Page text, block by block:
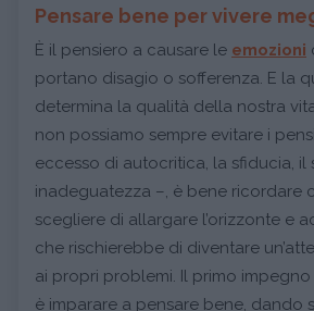
Pensare bene per vivere
È il pensiero a causare le emozioni
portano disagio o sofferenza. E la
determina la qualità della nostra
non possiamo sempre evitare i
eccesso di autocritica, la sfiducia, il
inadeguatezza –, è bene ricordare
scegliere di allargare l’orizzonte e
che rischierebbe di diventare
ai propri problemi. Il primo
è imparare a pensare bene, dando